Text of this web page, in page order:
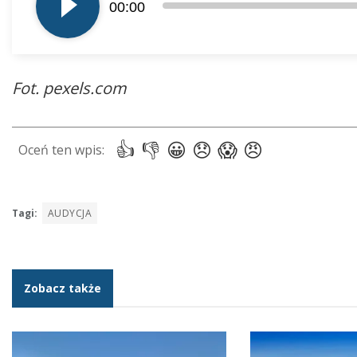
dźwiękowych
00:00
Fot. pexels.com
Tagi: AUDYCJA
Zobacz także